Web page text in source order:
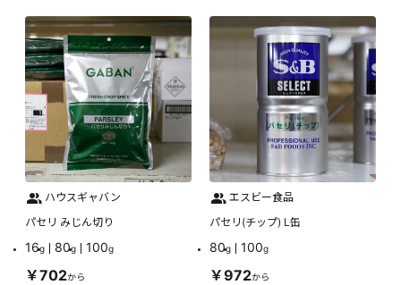
ハウスギャバン
パセリ みじん切り
16g 80g 100g
￥702から
エスビー食品
パセリ(チップ) L缶
80g 100g
￥972から